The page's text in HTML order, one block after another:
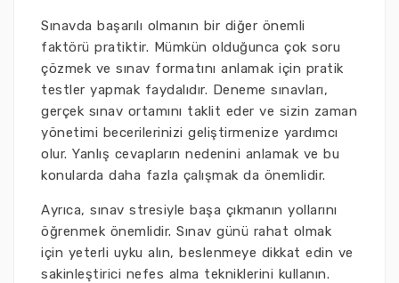
Sınavda başarılı olmanın bir diğer önemli
faktörü pratiktir. Mümkün olduğunca çok soru
çözmek ve sınav formatını anlamak için pratik
testler yapmak faydalıdır. Deneme sınavları,
gerçek sınav ortamını taklit eder ve sizin zaman
yönetimi becerilerinizi geliştirmenize yardımcı
olur. Yanlış cevapların nedenini anlamak ve bu
konularda daha fazla çalışmak da önemlidir.
Ayrıca, sınav stresiyle başa çıkmanın yollarını
öğrenmek önemlidir. Sınav günü rahat olmak
için yeterli uyku alın, beslenmeye dikkat edin ve
sakinleştirici nefes alma tekniklerini kullanın.